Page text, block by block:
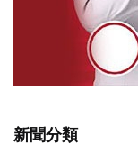
新聞分類